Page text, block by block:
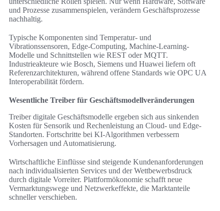
und Prozesse zusammenspielen, verändern Geschäftsprozesse
nachhaltig.
Typische Komponenten sind Temperatur- und
Vibrationssensoren, Edge-Computing, Machine-Learning-
Modelle und Schnittstellen wie REST oder MQTT.
Industrieakteure wie Bosch, Siemens und Huawei liefern oft
Referenzarchitekturen, während offene Standards wie OPC UA
Interoperabilität fördern.
Wesentliche Treiber für Geschäftsmodellveränderungen
Treiber digitale Geschäftsmodelle ergeben sich aus sinkenden
Kosten für Sensorik und Rechenleistung an Cloud- und Edge-
Standorten. Fortschritte bei KI-Algorithmen verbessern
Vorhersagen und Automatisierung.
Wirtschaftliche Einflüsse sind steigende Kundenanforderungen
nach individualisierten Services und der Wettbewerbsdruck
durch digitale Vorreiter. Plattformökonomie schafft neue
Vermarktungswege und Netzwerkeffekte, die Marktanteile
schneller verschieben.